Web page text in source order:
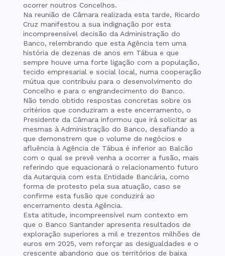
ocorrer noutros Concelhos.
Na reunião de Câmara realizada esta tarde, Ricardo
Cruz manifestou a sua indignação por esta
incompreensível decisão da Administração do
Banco, relembrando que esta Agência tem uma
história de dezenas de anos em Tábua e que
sempre houve uma forte ligação com a população,
tecido empresarial e social local, numa cooperação
mútua que contribuiu para o desenvolvimento do
Concelho e para o engrandecimento do Banco.
Não tendo obtido respostas concretas sobre os
critérios que conduziram a este encerramento, o
Presidente da Câmara informou que irá solicitar as
mesmas à Administração do Banco, desafiando a
que demonstrem que o volume de negócios e
afluência à Agência de Tábua é inferior ao Balcão
com o qual se prevê venha a ocorrer a fusão, mais
referindo que equacionará o relacionamento futuro
da Autarquia com esta Entidade Bancária, como
forma de protesto pela sua atuação, caso se
confirme esta fusão que conduzirá ao
encerramento desta Agência.
Esta atitude, incompreensível num contexto em
que o Banco Santander apresenta resultados de
exploração superiores a mil e trezentos milhões de
euros em 2025, vem reforçar as desigualdades e o
crescente abandono que os territórios de baixa